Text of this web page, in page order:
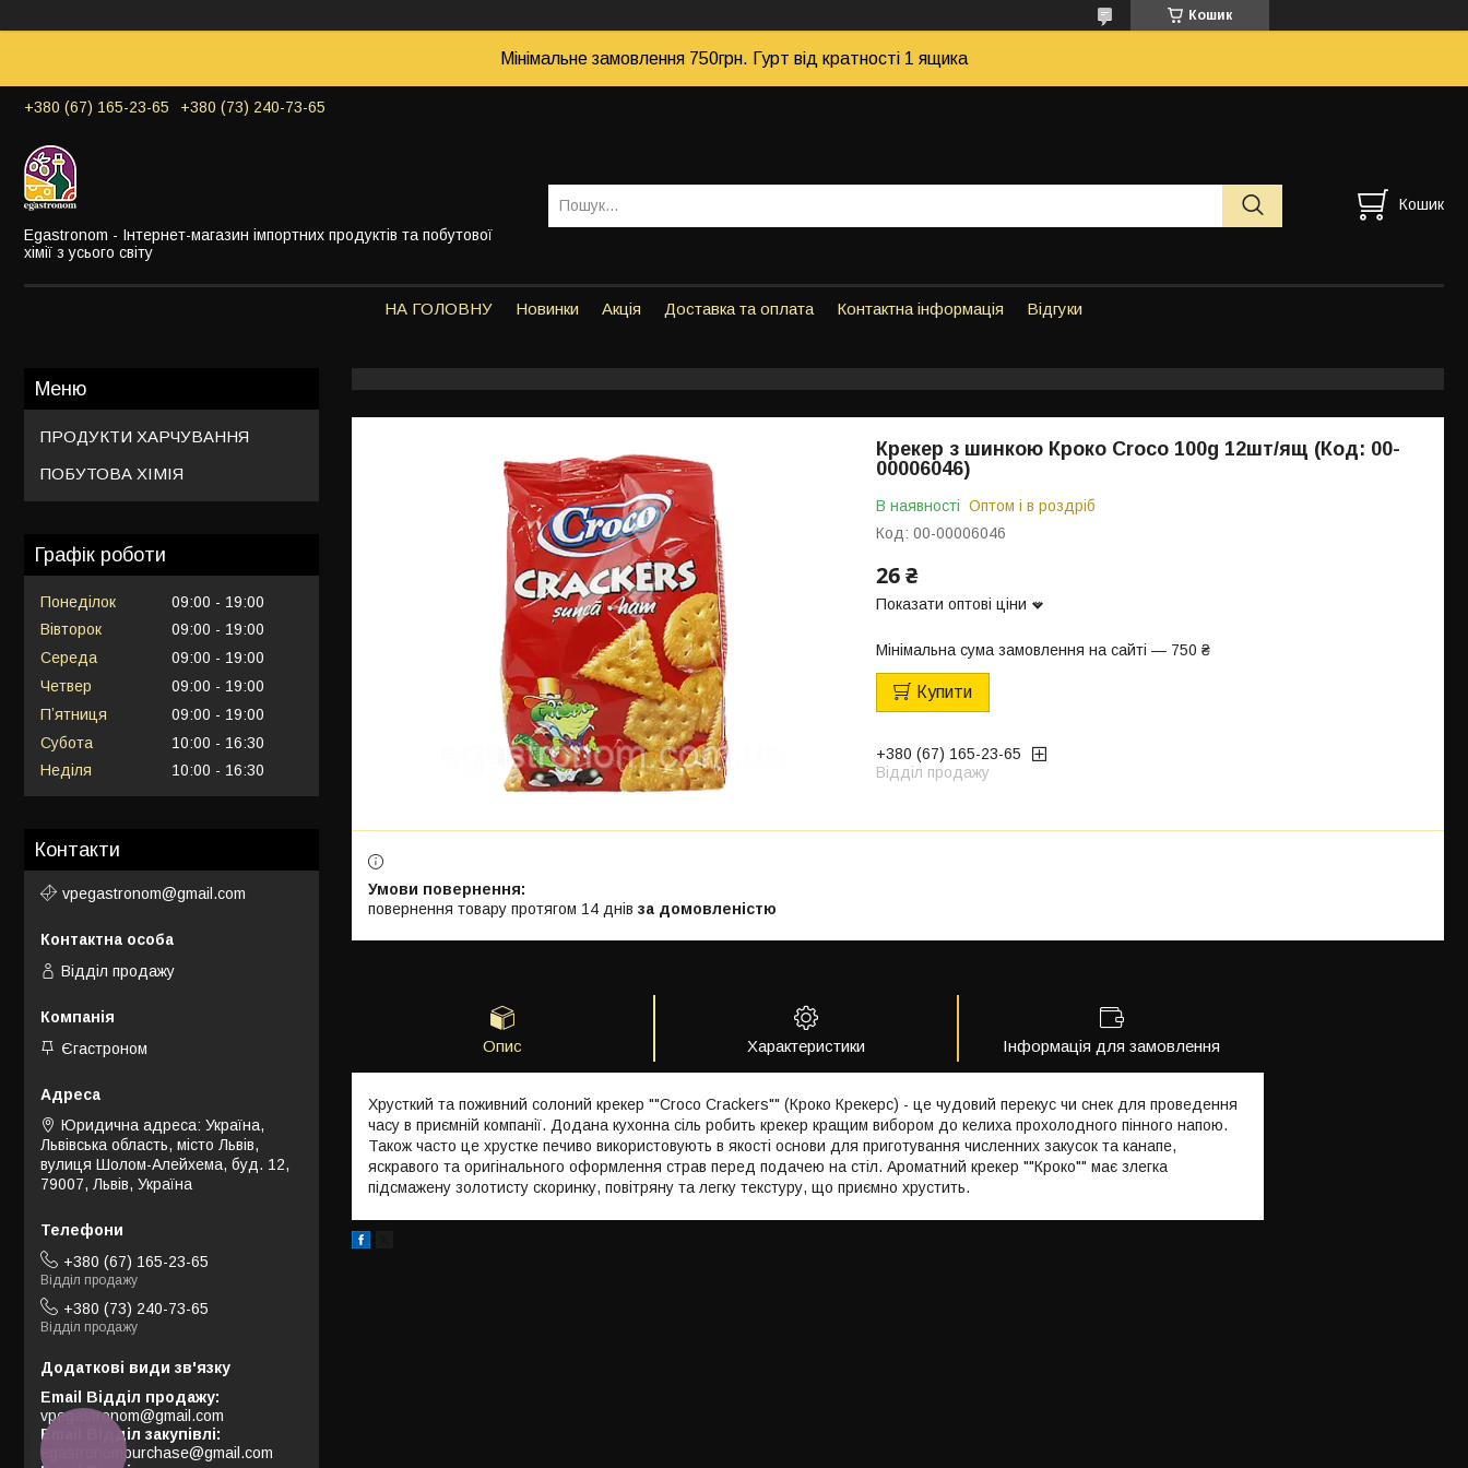
Кошик
Мінімальне замовлення 750грн. Гурт від кратності 1 ящика
+380 (67) 165-23-65 +380 (73) 240-73-65
Egastronom - Інтернет-магазин імпортних продуктів та побутової
хімії з усього світу
Кошик
НА ГОЛОВНУ Новинки Акція Доставка та оплата Контактна інформація Відгуки
Крекер з шинкою Кроко Croco 100g 12шт/ящ (Код: 00-
00006046)
В наявності Оптом і в роздріб
Код: 00-00006046
26 ₴
Показати оптові ціни
Мінімальна сума замовлення на сайті — 750 ₴
Купити
+380 (67) 165-23-65
Відділ продажу
повернення товару протягом 14 днів за домовленістю
Опис Характеристики Інформація для замовлення
Хрусткий та поживний солоний крекер ""Croco Crackers"" (Кроко Крекерс) - це чудовий перекус чи снек для проведення
часу в приємній компанії. Додана кухонна сіль робить крекер кращим вибором до келиха прохолодного пінного напою.
Також часто це хрустке печиво використовують в якості основи для приготування численних закусок та канапе,
яскравого та оригінального оформлення страв перед подачею на стіл. Ароматний крекер ""Кроко"" має злегка
підсмажену золотисту скоринку, повітряну та легку текстуру, що приємно хрустить.
ПРОДУКТИ ХАРЧУВАННЯ
ПОБУТОВА ХІМІЯ
Графік роботи
Понеділок 09:00
19:00
Вівторок
09:00
19:00
Середа
09:00
19:00
Четвер
09:00
19:00
Пʼятниця
09:00
19:00
Субота
10:00
16:30
Неділя
10:00 16:30
Контакти
vpegastronom@gmail.com
Відділ продажу
Єгастроном
Юридична адреса: Україна,
Львівська область, місто Львів,
вулиця Шолом-Алейхема, буд. 12,
79007, Львів, Україна
+380 (67) 165-23-65
Відділ продажу
+380 (73) 240-73-65
Відділ продажу
Email Відділ продажу
vpegastronom@gmail.com
Email Відділ закупівлі
egastronompurchase@gmail.com